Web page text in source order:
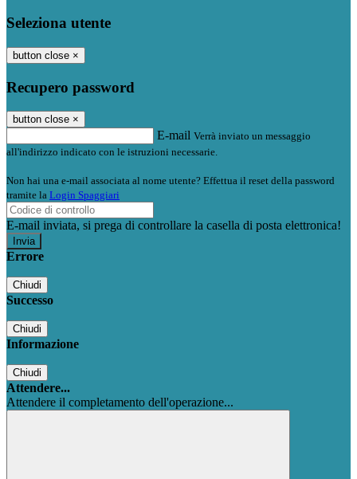
Seleziona utente
button close ×
Recupero password
button close ×
E-mail Verrà inviato un messaggio
all'indirizzo indicato con le istruzioni necessarie.
Non hai una e-mail associata al nome utente? Effettua il reset della password
tramite la Login Spaggiari
E-mail inviata, si prega di controllare la casella di posta elettronica!
Errore
Chiudi
Successo
Chiudi
Informazione
Chiudi
Attendere...
Attendere il completamento dell'operazione...